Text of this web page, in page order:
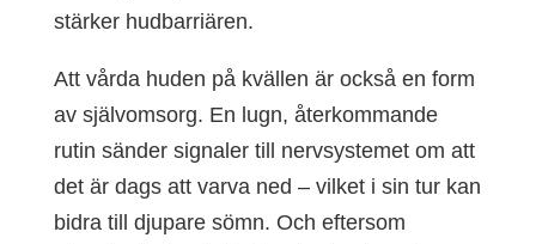
stärker hudbarriären.
Att vårda huden på kvällen är också en form
av självomsorg. En lugn, återkommande
rutin sänder signaler till nervsystemet om att
det är dags att varva ned – vilket i sin tur kan
bidra till djupare sömn. Och eftersom